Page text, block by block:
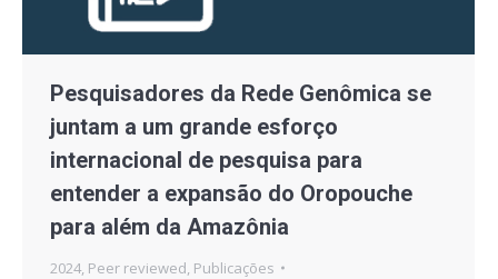
Pesquisadores da Rede Genômica se
juntam a um grande esforço
internacional de pesquisa para
entender a expansão do Oropouche
para além da Amazônia
2024, Peer reviewed, Publicações